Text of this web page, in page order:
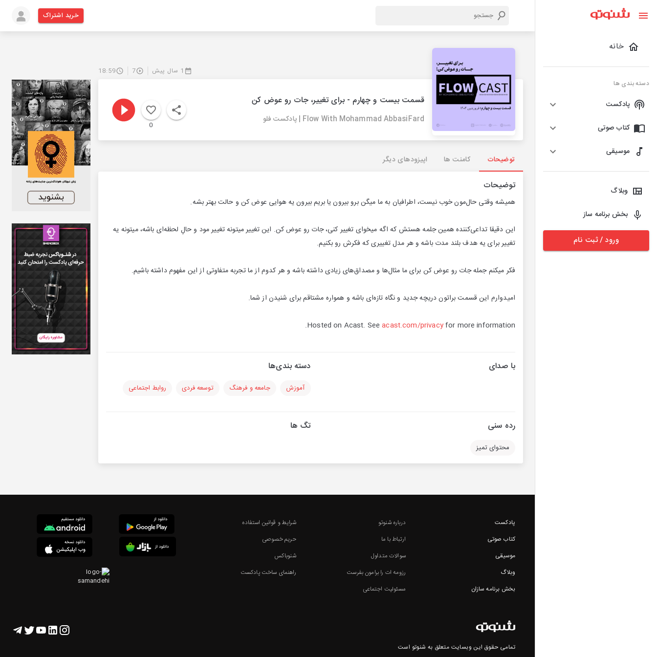
خانه
دسته بندی ها
پادکست
کتاب صوتی
موسیقی
وبلاگ
بخش برنامه ساز
ورود / ثبت نام
خرید اشتراک
1 سال پیش 7
18:59
قسمت بیست و چهارم - برای تغییر، جات رو عوض کن
Flow With Mohammad AbbasiFard | پادکست فلو
0
توضیحات کامنت ها اپیزودهای دیگر
توضیحات
همیشه وقتی حال‌مون خوب نیست، اطرافیان به ما میگن برو بیرون یا بریم بیرون یه هوایی عوض کن و حالت بهتر بشه.
این دقیقا تداعی‌کننده همین جلمه هستش که اگه میخوای تغییر کنی، جات رو عوض کن. این تغییر میتونه تغییر مود و حالِ لحظه‌ای باشه، میتونه یه
تغییر برای یه هدف بلند مدت باشه و هر مدل تغییری که فکرش رو بکنیم.
فکر میکنم جمله جات رو عوض کن برای ما مثال‌ها و مصداق‌های زیادی داشته باشه و هر کدوم از ما تجربه متفاوتی از این مفهوم داشته باشیم.
امیدوارم این قسمت براتون دریچه جدید و نگاه تازه‌ای باشه و همواره مشتاقم برای شنیدن از شما.
Hosted on Acast. Seeacast.com/privacyfor more information.
با صدای دسته بندی‌ها
آموزش جامعه و فرهنگ توسعه فردی روابط اجتماعی
رده سنی
محتوای تمیز
تگ ها
پادکست
کتاب صوتی
موسیقی
وبلاگ
بخش برنامه سازان
درباره شنوتو
ارتباط با ما
سوالات متداول
رزومه ات را برامون بفرست
مسئولیت اجتماعی
شرایط و قوانین استفاده
حریم خصوصی
شنوباکس
راهنمای ساخت پادکست
تمامی حقوق این وبسایت متعلق به شنوتو است